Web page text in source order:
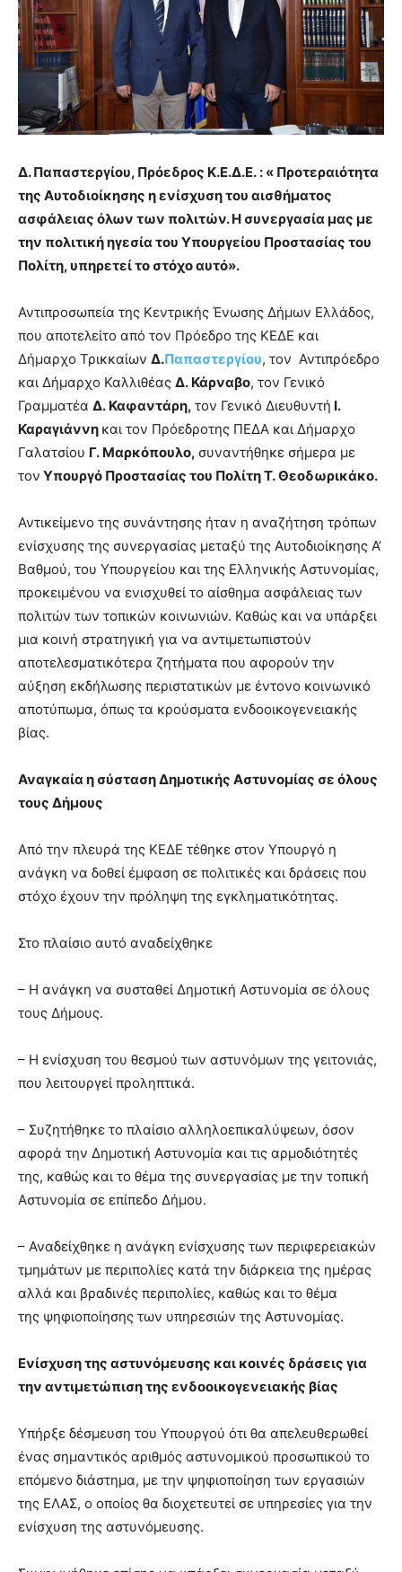
Δ. Παπαστεργίου, Πρόεδρος Κ.Ε.Δ.Ε. : « Προτεραιότητα
της Αυτοδιοίκησης η ενίσχυση του αισθήματος
ασφάλειας όλων των πολιτών. Η συνεργασία μας με
την πολιτική ηγεσία του Υπουργείου Προστασίας του
Πολίτη, υπηρετεί το στόχο αυτό».
Αντιπροσωπεία της Κεντρικής Ένωσης Δήμων Ελλάδος,
που αποτελείτο από τον Πρόεδρο της ΚΕΔΕ και
Δήμαρχο Τρικκαίων Δ.Παπαστεργίου, τον Αντιπρόεδρο
και Δήμαρχο Καλλιθέας Δ. Κάρναβο, τον Γενικό
Γραμματέα Δ. Καφαντάρη, τον Γενικό Διευθυντή Ι.
Καραγιάννη και τον Πρόεδροτης ΠΕΔΑ και Δήμαρχο
Γαλατσίου Γ. Μαρκόπουλο, συναντήθηκε σήμερα με
τον Υπουργό Προστασίας του Πολίτη Τ. Θεοδωρικάκο.
Αντικείμενο της συνάντησης ήταν η αναζήτηση τρόπων
ενίσχυσης της συνεργασίας μεταξύ της Αυτοδιοίκησης Α’
Βαθμού, του Υπουργείου και της Ελληνικής Αστυνομίας,
προκειμένου να ενισχυθεί το αίσθημα ασφάλειας των
πολιτών των τοπικών κοινωνιών. Καθώς και να υπάρξει
μια κοινή στρατηγική για να αντιμετωπιστούν
αποτελεσματικότερα ζητήματα που αφορούν την
αύξηση εκδήλωσης περιστατικών με έντονο κοινωνικό
αποτύπωμα, όπως τα κρούσματα ενδοοικογενειακής
βίας.
Αναγκαία η σύσταση Δημοτικής Αστυνομίας σε όλους
τους Δήμους
Από την πλευρά της ΚΕΔΕ τέθηκε στον Υπουργό η
ανάγκη να δοθεί έμφαση σε πολιτικές και δράσεις που
στόχο έχουν την πρόληψη της εγκληματικότητας.
Στο πλαίσιο αυτό αναδείχθηκε
– Η ανάγκη να συσταθεί Δημοτική Αστυνομία σε όλους
τους Δήμους.
– Η ενίσχυση του θεσμού των αστυνόμων της γειτονιάς,
που λειτουργεί προληπτικά.
– Συζητήθηκε το πλαίσιο αλληλοεπικαλύψεων, όσον
αφορά την Δημοτική Αστυνομία και τις αρμοδιότητές
της, καθώς και το θέμα της συνεργασίας με την τοπική
Αστυνομία σε επίπεδο Δήμου.
– Αναδείχθηκε η ανάγκη ενίσχυσης των περιφερειακών
τμημάτων με περιπολίες κατά την διάρκεια της ημέρας
αλλά και βραδινές περιπολίες, καθώς και το θέμα
της ψηφιοποίησης των υπηρεσιών της Αστυνομίας.
Ενίσχυση της αστυνόμευσης και κοινές δράσεις για
την αντιμετώπιση της ενδοοικογενειακής βίας
Υπήρξε δέσμευση του Υπουργού ότι θα απελευθερωθεί
ένας σημαντικός αριθμός αστυνομικού προσωπικού το
επόμενο διάστημα, με την ψηφιοποίηση των εργασιών
της ΕΛΑΣ, ο οποίος θα διοχετευτεί σε υπηρεσίες για την
ενίσχυση της αστυνόμευσης.